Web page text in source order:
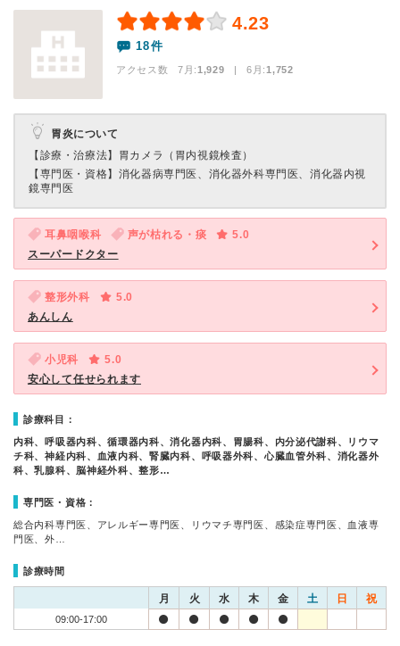
4.23
18件
アクセス数 7月:1,929 | 6月:1,752
胃炎について
【診療・治療法】 胃カメラ（胃内視鏡検査）
【専門医・資格】 消化器病専門医、消化器外科専門医、消化器内視
鏡専門医
耳鼻咽喉科 声が枯れる・痰
5.0
スーパードクター
整形外科
5.0
あんしん
小児科
5.0
安心して任せられます
診療科目：
内科、呼吸器内科、循環器内科、消化器内科、胃腸科、内分泌代謝科、リウマ
チ科、神経内科、血液内科、腎臓内科、呼吸器外科、心臓血管外科、消化器外
科、乳腺科、脳神経外科、整形…
専門医・資格：
総合内科専門医、アレルギー専門医、リウマチ専門医、感染症専門医、血液専
門医、外…
診療時間
月 火 水 木 金 土 日 祝
09:00-17:00